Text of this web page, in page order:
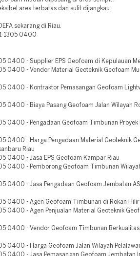
area terbatas dan sulit dijangkau.
sekarang di Riau.
1305 0400
0400 - Supplier EPS Geofoam di Kepulauan
0400 - Vendor Material Geoteknik Geofoam
0400 - Kontraktor Pemasangan Geofoam
0400 - Biaya Pasang Geofoam Jalan Wilayah
0400 - Pengadaan Geofoam Timbunan Proyek
0400 - Harga Pengadaan Material Geoteknik
Riau
0400 - Jasa EPS Geofoam Kampar Riau
0400 - Pemborong Geofoam Timbunan
0400 - Jasa Pengadaan Geofoam Jembatan
0400 - Agen Geofoam Timbunan di Rokan Hilir
0400 - Agen Penjualan Material Geoteknik
0400 - Vendor Geofoam Timbunan Berkualitas
0400 - Harga Geofoam Jalan Wilayah
0400 - Jasa Pemasangan Geofoam Jembatan